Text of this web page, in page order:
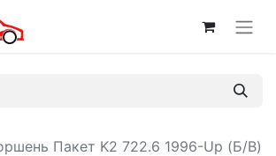
Пакет K2 722.6 1996-Up (Б/В)